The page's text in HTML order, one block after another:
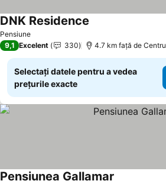
Pensiune
DNK Residence
9,1 Excelent 330 4.7 km faţă de Centru
Selectați datele pentru a vedea
prețurile exacte
Pensiunea Gallamar